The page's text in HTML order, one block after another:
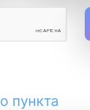
пункта